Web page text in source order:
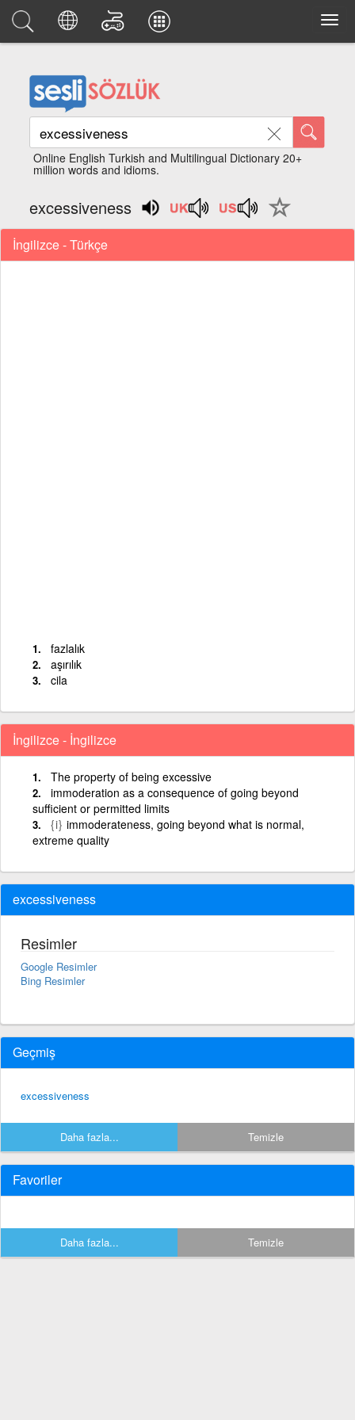
Online English Turkish and Multilingual Dictionary 20+
million words and idioms.
excessiveness
İngilizce - Türkçe
fazlalık
aşırılık
cila
İngilizce - İngilizce
The property of being excessive
immoderation as a consequence of going beyond
sufficient or permitted limits
{i} immoderateness, going beyond what is normal,
extreme quality
excessiveness
Resimler
Google Resimler
Bing Resimler
Geçmiş
excessiveness
Daha fazla... Temizle
Favoriler
Daha fazla... Temizle